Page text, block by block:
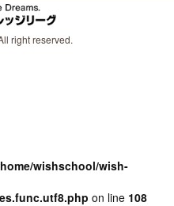
right reserved.
wishschool/wish-
on line 108